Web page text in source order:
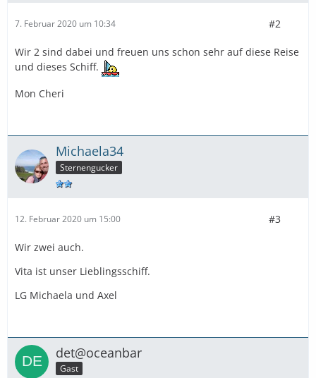
7. Februar 2020 um 10:34 #2
Wir 2 sind dabei und freuen uns schon sehr auf diese Reise
und dieses Schiff.
Mon Cheri
Michaela34
Sternengucker
12. Februar 2020 um 15:00 #3
Wir zwei auch.
Vita ist unser Lieblingsschiff.
LG Michaela und Axel
det@oceanbar
Gast